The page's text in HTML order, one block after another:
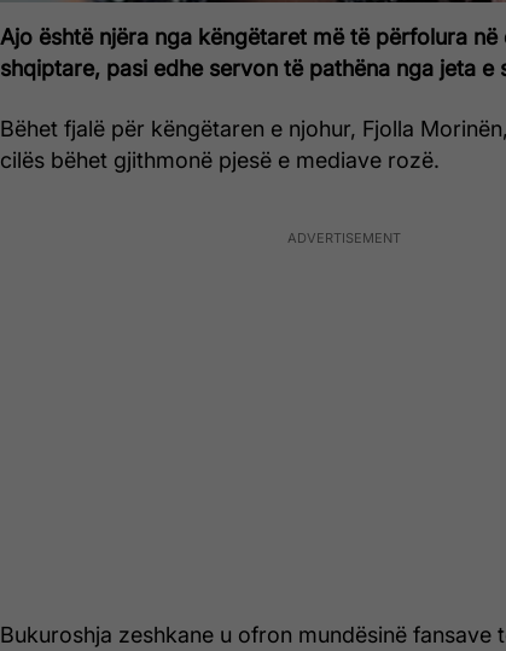
Ajo është njëra nga këngëtaret më të përfolura në
shqiptare, pasi edhe servon të pathëna nga jeta e
Bëhet fjalë për këngëtaren e njohur, Fjolla
cilës bëhet gjithmonë pjesë e mediave rozë.
Bukuroshja zeshkane u ofron mundësinë fansave